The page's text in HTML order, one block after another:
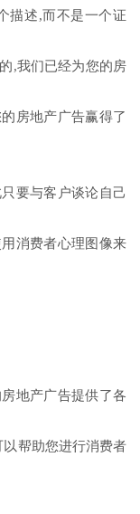
描述,而不是一个证
,我们已经为您的房
房地产广告赢得了
要与客户谈论自己
消费者心理图像来
地产广告提供了各
帮助您进行消费者